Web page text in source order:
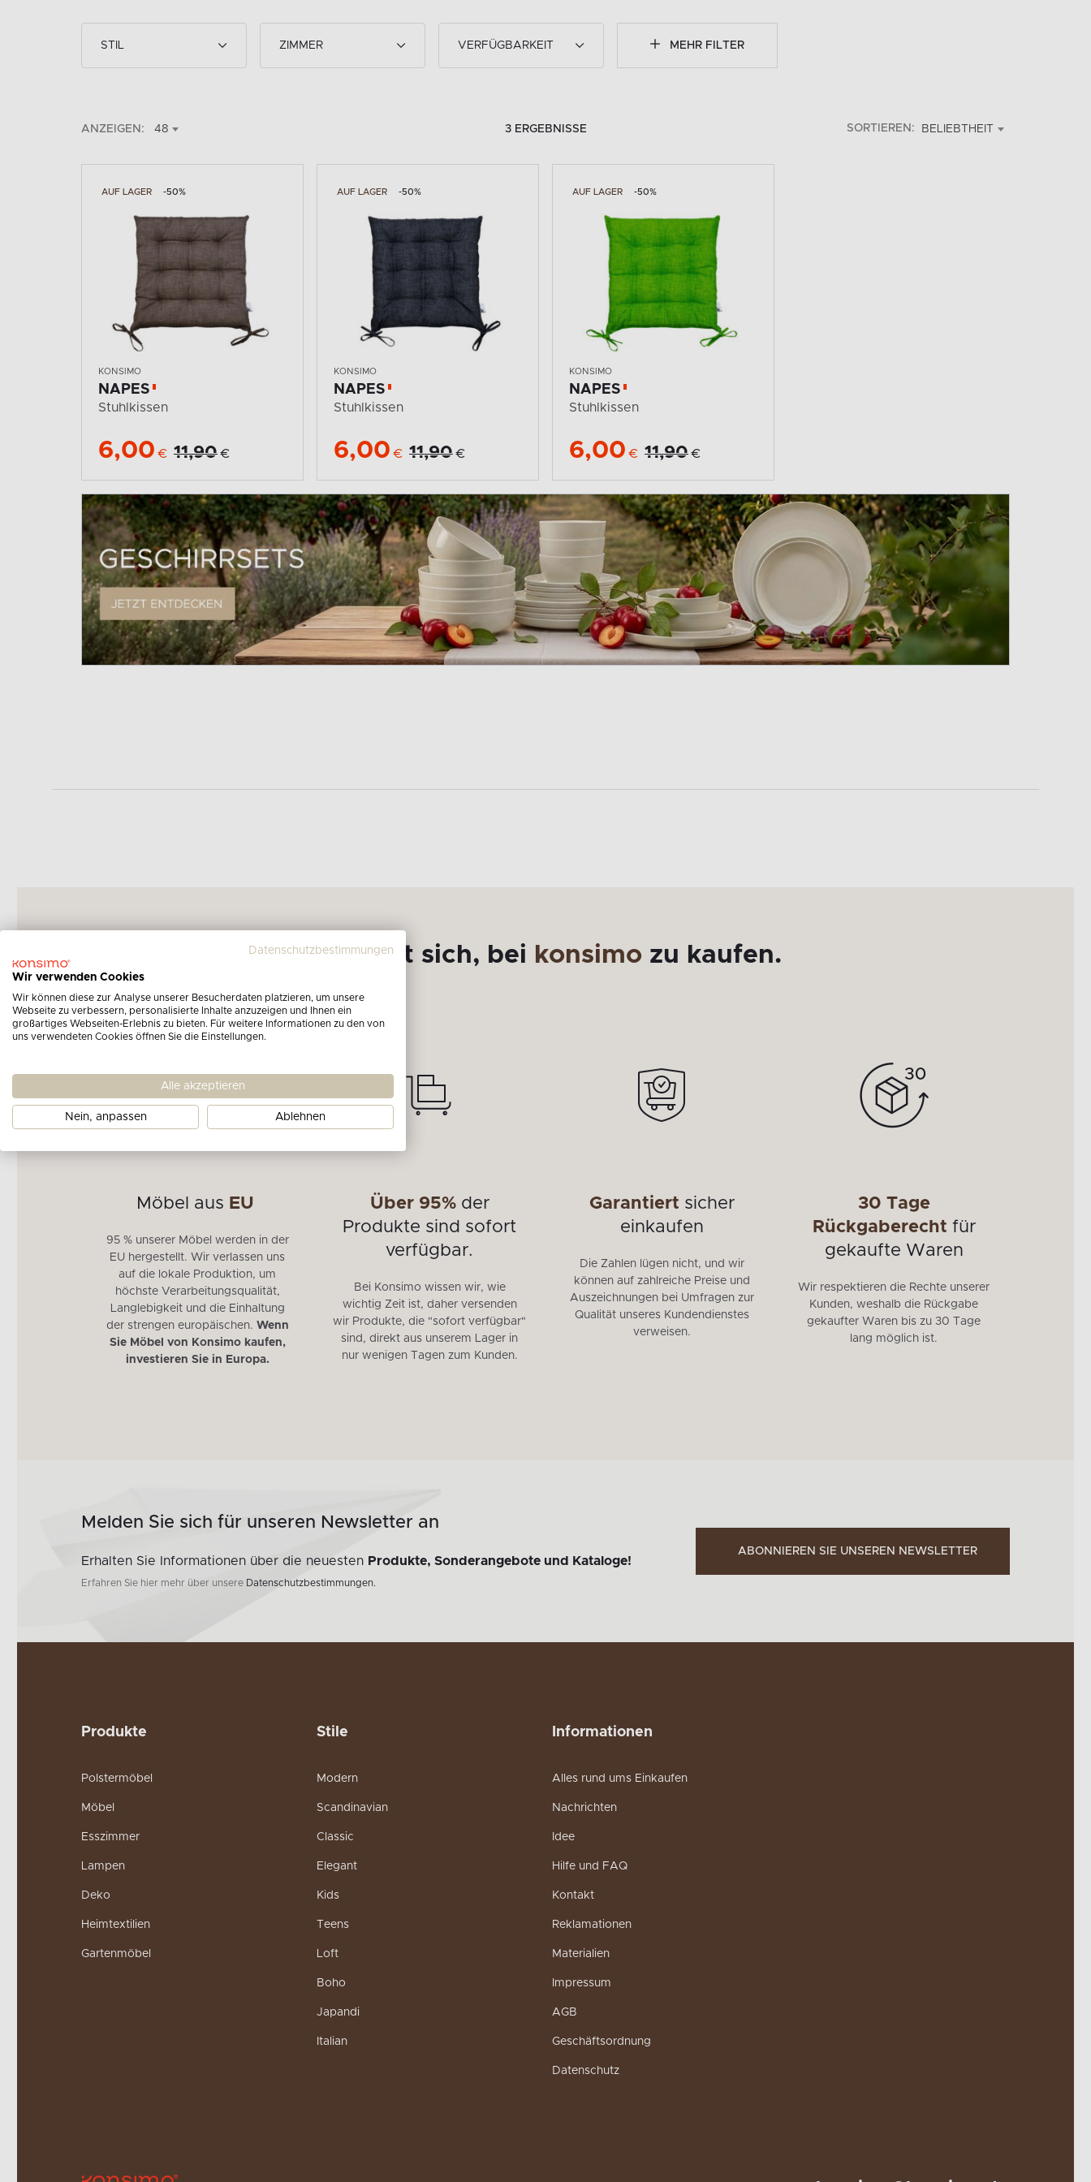
STIL ZIMMER VERFÜGBARKEIT MEHR FILTER
ANZEIGEN: 48 3 ERGEBNISSE SORTIEREN: BELIEBTHEIT
AUF LAGER -50%
KONSIMO
NAPES
Stuhlkissen
6,00 € 11,90 €
AUF LAGER -50%
KONSIMO
NAPES
Stuhlkissen
6,00 € 11,90 €
AUF LAGER -50%
KONSIMO
NAPES
Stuhlkissen
6,00 € 11,90 €
Es lohnt sich, bei konsimo zu kaufen.
Möbel aus EU
95 % unserer Möbel werden in der
EU hergestellt. Wir verlassen uns
auf die lokale Produktion, um
höchste Verarbeitungsqualität,
Langlebigkeit und die Einhaltung
der strengen europäischen. Wenn
Sie Möbel von Konsimo kaufen,
investieren Sie in Europa.
Über 95%der
Produkte sind sofort
verfügbar.
Bei Konsimo wissen wir, wie
wichtig Zeit ist, daher versenden
wir Produkte, die "sofort verfügbar"
sind, direkt aus unserem Lager in
nur wenigen Tagen zum Kunden.
Garantiert sicher
einkaufen
Die Zahlen lügen nicht, und wir
können auf zahlreiche Preise und
Auszeichnungen bei Umfragen zur
Qualität unseres Kundendienstes
verweisen.
30 Tage
Rückgaberecht für
gekaufte Waren
Wir respektieren die Rechte unserer
Kunden, weshalb die Rückgabe
gekaufter Waren bis zu 30 Tage
lang möglich ist.
Melden Sie sich für unseren Newsletter an
Erhalten Sie Informationen über die neuesten Produkte, Sonderangebote und Kataloge!
Erfahren Sie hier mehr über unsere Datenschutzbestimmungen.
ABONNIEREN SIE UNSEREN NEWSLETTER
Produkte
Polstermöbel
Möbel
Esszimmer
Lampen
Deko
Heimtextilien
Gartenmöbel
Stile
Modern
Scandinavian
Classic
Elegant
Kids
Teens
Loft
Boho
Japandi
Italian
Informationen
Alles rund ums Einkaufen
Nachrichten
Idee
Hilfe und FAQ
Kontakt
Reklamationen
Materialien
Impressum
AGB
Geschäftsordnung
Datenschutz
Datenschutzbestimmungen
Wir verwenden Cookies
Wir können diese zur Analyse unserer Besucherdaten platzieren, um unsere
Webseite zu verbessern, personalisierte Inhalte anzuzeigen und Ihnen ein
großartiges Webseiten-Erlebnis zu bieten. Für weitere Informationen zu den von
uns verwendeten Cookies öffnen Sie die Einstellungen.
Alle akzeptieren
Nein, anpassen Ablehnen